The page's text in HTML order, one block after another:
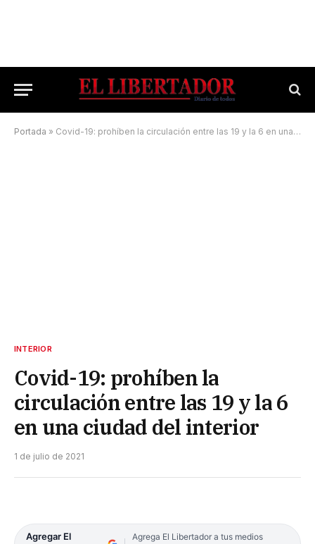
Portada » Covid-19: prohíben la circulación entre las 19 y la 6 en una ciudad del interior
INTERIOR
Covid-19: prohíben la
circulación entre las 19 y la 6
en una ciudad del interior
1 de julio de 2021
Agregar El
Agrega El Libertador a tus medios